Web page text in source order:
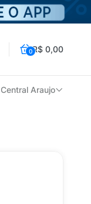
0R$ 0,00
Central Araujo